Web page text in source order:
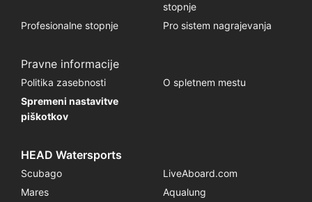
stopnje
Profesionalne stopnje
Pro sistem nagrajevanja
Pravne informacije
Politika zasebnosti
O spletnem mestu
Spremeni nastavitve
piškotkov
HEAD Watersports
Scubago
LiveAboard.com
Mares
Aqualung